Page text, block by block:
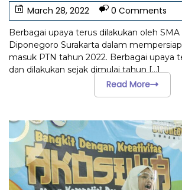
March 28, 2022 0 Comments
Berbagai upaya terus dilakukan oleh SMA
Diponegoro Surakarta dalam
masuk PTN tahun 2022. Berbagai upaya
dan dilakukan sejak dimulai tahun[...]
Read More